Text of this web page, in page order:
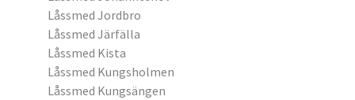
Låssmed Jordbro
Låssmed Järfälla
Låssmed Kista
Låssmed Kungsholmen
Låssmed Kungsängen